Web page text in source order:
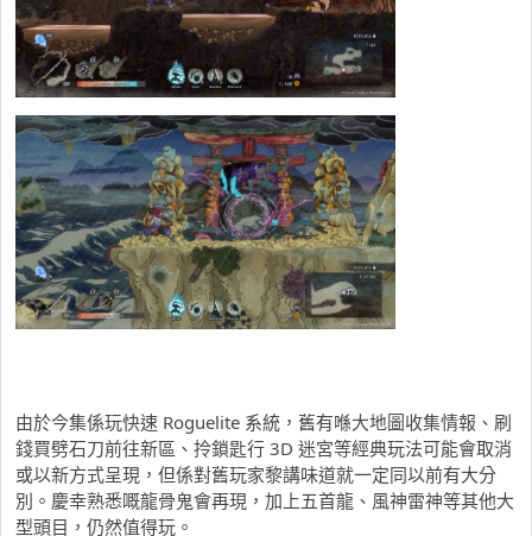
由於今集係玩快速 Roguelite 系統，舊有喺大地圖收集情報、刷
錢買劈石刀前往新區、拎鎖匙行 3D 迷宮等經典玩法可能會取消
或以新方式呈現，但係對舊玩家黎講味道就一定同以前有大分
別。慶幸熟悉嘅龍骨鬼會再現，加上五首龍、風神雷神等其他大
型頭目，仍然值得玩。